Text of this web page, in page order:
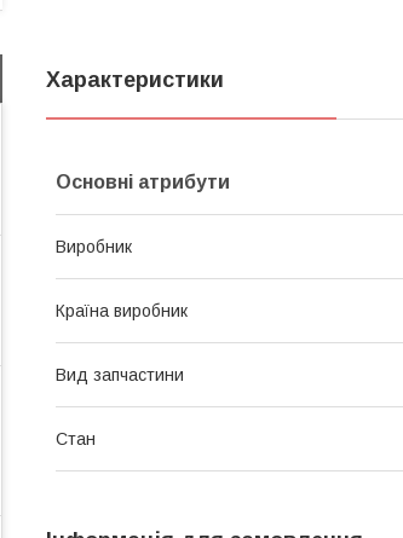
Характеристики
Основні атрибути
Виробник
Країна виробник
Вид запчастини
Стан